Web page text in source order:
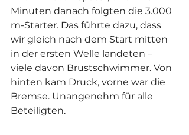
Minuten danach folgten die 3.000
m-Starter. Das führte dazu, dass
wir gleich nach dem Start mitten
in der ersten Welle landeten –
viele davon Brustschwimmer. Von
hinten kam Druck, vorne war die
Bremse. Unangenehm für alle
Beteiligten.